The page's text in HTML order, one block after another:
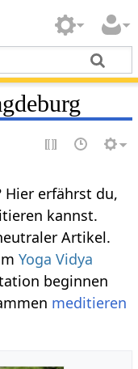
Hier erfährst du,
kannst.
Artikel.
Yoga Vidya
beginnen
meditieren